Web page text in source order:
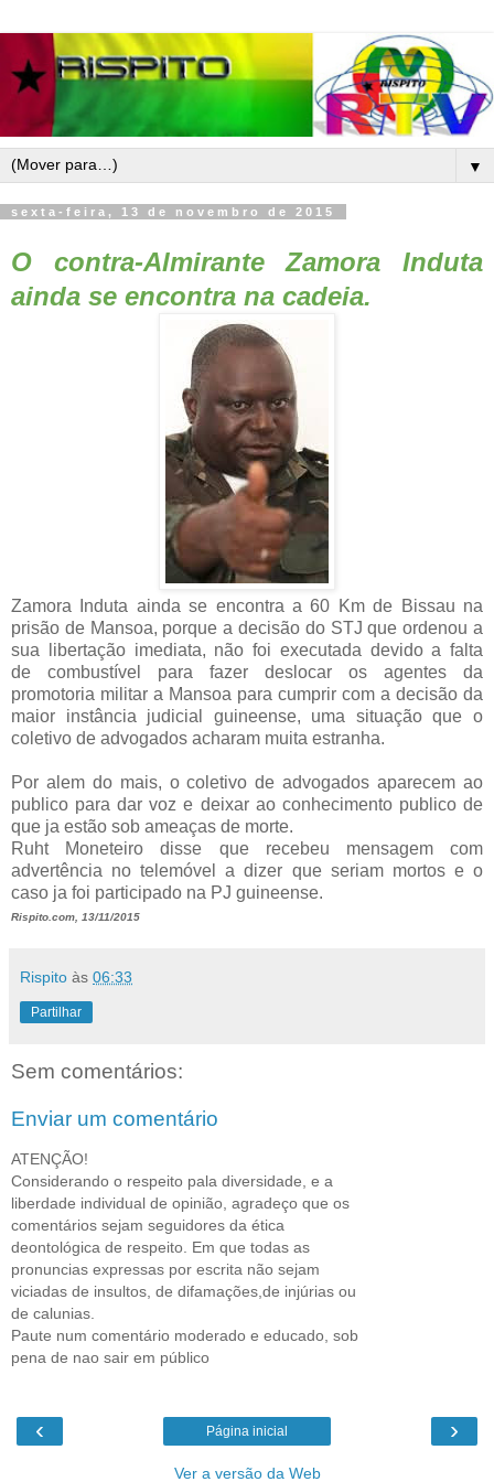
▼
sexta-feira, 13 de novembro de 2015
O contra-Almirante Zamora Induta
ainda se encontra na cadeia.
Zamora Induta ainda se encontra a 60 Km de Bissau na
prisão de Mansoa, porque a decisão do STJ que ordenou a
sua libertação imediata, não foi executada devido a falta
de combustível para fazer deslocar os agentes da
promotoria militar a Mansoa para cumprir com a decisão da
maior instância judicial guineense, uma situação que o
coletivo de advogados acharam muita estranha.
Por alem do mais, o coletivo de advogados aparecem ao
publico para dar voz e deixar ao conhecimento publico de
que ja estão sob ameaças de morte.
Ruht Moneteiro disse que recebeu mensagem com
advertência no telemóvel a dizer que seriam mortos e o
caso ja foi participado na PJ guineense.
Rispito.com, 13/11/2015
Rispito às 06:33
Partilhar
Sem comentários:
Enviar um comentário
ATENÇÃO!
Considerando o respeito pala diversidade, e a
liberdade individual de opinião, agradeço que os
comentários sejam seguidores da ética
deontológica de respeito. Em que todas as
pronuncias expressas por escrita não sejam
viciadas de insultos, de difamações,de injúrias ou
de calunias.
Paute num comentário moderado e educado, sob
pena de nao sair em público
‹ ›
Página inicial
Ver a versão da Web